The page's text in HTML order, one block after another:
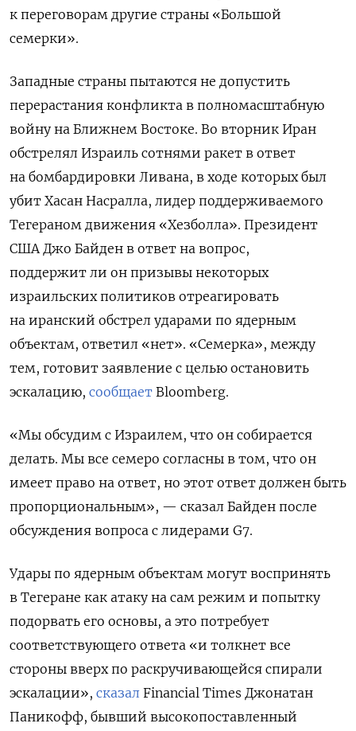
к переговорам другие страны «Большой
семерки».
Западные страны пытаются не допустить
перерастания конфликта в полномасштабную
войну на Ближнем Востоке. Во вторник Иран
обстрелял Израиль сотнями ракет в ответ
на бомбардировки Ливана, в ходе которых был
убит Хасан Насралла, лидер поддерживаемого
Тегераном движения «Хезболла». Президент
США Джо Байден в ответ на вопрос,
поддержит ли он призывы некоторых
израильских политиков отреагировать
на иранский обстрел ударами по ядерным
объектам, ответил «нет». «Семерка», между
тем, готовит заявление с целью остановить
эскалацию, сообщает Bloomberg.
«Мы обсудим с Израилем, что он собирается
делать. Мы все семеро согласны в том, что он
имеет право на ответ, но этот ответ должен быть
пропорциональным», — сказал Байден после
обсуждения вопроса с лидерами G7.
Удары по ядерным объектам могут воспринять
в Тегеране как атаку на сам режим и попытку
подорвать его основы, а это потребует
соответствующего ответа «и толкнет все
стороны вверх по раскручивающейся спирали
эскалации», сказал Financial Times Джонатан
Паникофф, бывший высокопоставленный